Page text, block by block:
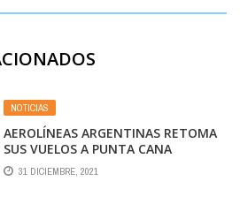
NOTICIAS
AEROLÍNEAS ARGENTINAS RETOMA
SUS VUELOS A PUNTA CANA
31 DICIEMBRE, 2021